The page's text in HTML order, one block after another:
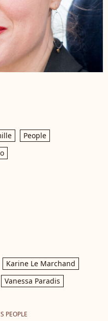
People
Karine Le Marchand
Vanessa Paradis
PEOPLE